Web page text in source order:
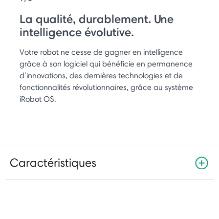
La qualité, durablement. Une
intelligence évolutive.
Votre robot ne cesse de gagner en intelligence
grâce à son logiciel qui bénéficie en permanence
d’innovations, des dernières technologies et de
fonctionnalités révolutionnaires, grâce au système
iRobot OS.
Caractéristiques